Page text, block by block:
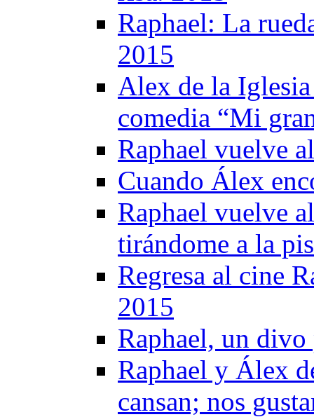
Raphael: La
2015
Alex de la Iglesia
comedia “Mi
Raphael vuelve
Cuando Álex
Raphael vuelve
tirándome a la
Regresa al cine
2015
Raphael, un
Raphael y Álex
cansan; nos